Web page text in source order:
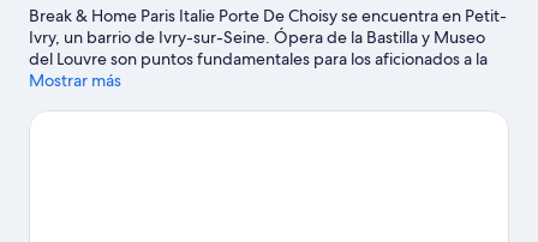
Break & Home Paris Italie Porte De Choisy se encuentra en Petit-
Ivry, un barrio de Ivry-sur-Seine. Ópera de la Bastilla y Museo
del Louvre son puntos fundamentales para los aficionados a la
cultura; tampoco te pierdas Jardines de Luxemburgo y Jardines
Puedes buscar el calendario de Arena Accor o Stade de France.
Mostrar más